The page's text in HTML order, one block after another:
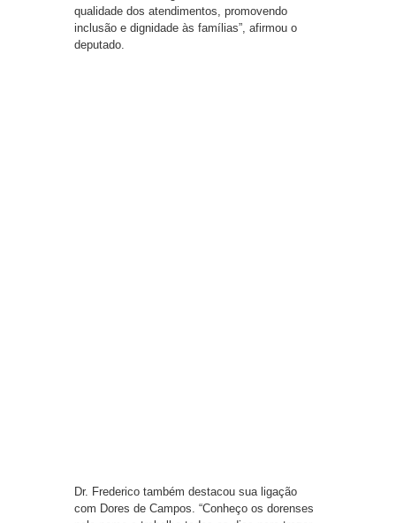
qualidade dos atendimentos, promovendo
inclusão e dignidade às famílias”, afirmou o
deputado.
Dr. Frederico também destacou sua ligação
com Dores de Campos. “Conheço os dorenses